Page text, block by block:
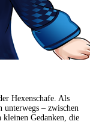
Hexenschafe. Als
unterwegs – zwischen
kleinen Gedanken, die